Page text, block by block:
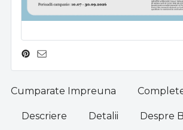
Cumparate Impreuna
Descriere Detalii Despre